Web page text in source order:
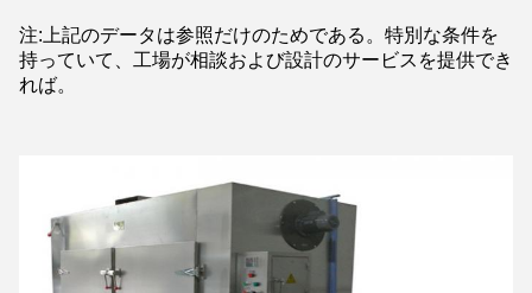
注:上記のデータは参照だけのためである。特別な条件を
持っていて、工場が相談および設計のサービスを提供でき
れば。